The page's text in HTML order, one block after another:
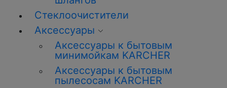
Стеклоочистители
Аксессуары
Аксессуары к бытовым
минимойкам KARCHER
Аксессуары к бытовым
пылесосам KARCHER